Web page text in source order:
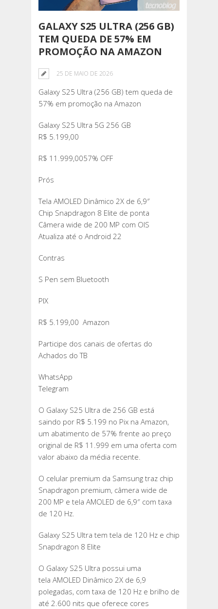
GALAXY S25 ULTRA (256 GB)
TEM QUEDA DE 57% EM
PROMOÇÃO NA AMAZON
25 DE MAIO DE 2026
Galaxy S25 Ultra (256 GB) tem queda de
57% em promoção na Amazon
Galaxy S25 Ultra 5G 256 GB
R$ 5.199,00
R$ 11.999,0057% OFF
Prós
Tela AMOLED Dinâmico 2X de 6,9″
Chip Snapdragon 8 Elite de ponta
Câmera wide de 200 MP com OIS
Atualiza até o Android 22
Contras
S Pen sem Bluetooth
PIX
R$ 5.199,00 Amazon
Participe dos canais de ofertas do
Achados do TB
WhatsApp
Telegram
O Galaxy S25 Ultra de 256 GB está
saindo por R$ 5.199 no Pix na Amazon,
um abatimento de 57% frente ao preço
original de R$ 11.999 em uma oferta com
valor abaixo da média recente.
O celular premium da Samsung traz chip
Snapdragon premium, câmera wide de
200 MP e tela AMOLED de 6,9″ com taxa
de 120 Hz.
Galaxy S25 Ultra tem tela de 120 Hz e chip
Snapdragon 8 Elite
O Galaxy S25 Ultra possui uma
tela AMOLED Dinâmico 2X de 6,9
polegadas, com taxa de 120 Hz e brilho de
até 2.600 nits que oferece cores